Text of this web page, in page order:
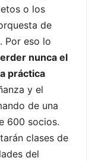
o los
de
Por eso lo
nunca el
práctica
y el
de una
600 socios.
clases de
del